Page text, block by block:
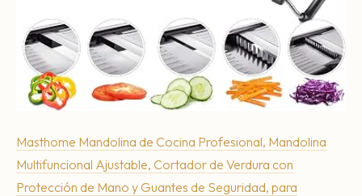
Masthome Mandolina de Cocina Profesional, Mandolina
Multifuncional Ajustable, Cortador de Verdura con
Protección de Mano y Guantes de Seguridad, para